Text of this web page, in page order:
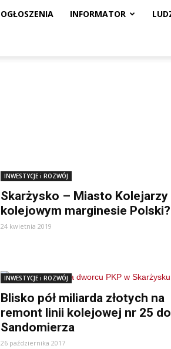
OGŁOSZENIA INFORMATOR
INWESTYCJE i ROZWÓJ
Skarżysko – Miasto Kolejarzy
kolejowym marginesie Polski?
24 kwietnia 2019
INWESTYCJE i ROZWÓJ
Blisko pół miliarda złotych na
remont linii kolejowej nr 25 do
Sandomierza
26 października 2017